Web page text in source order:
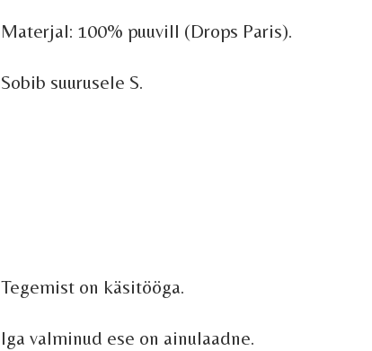
Materjal: 100% puuvill (Drops Paris).
Sobib suurusele S.
Tegemist on käsitööga.
Iga valminud ese on ainulaadne.